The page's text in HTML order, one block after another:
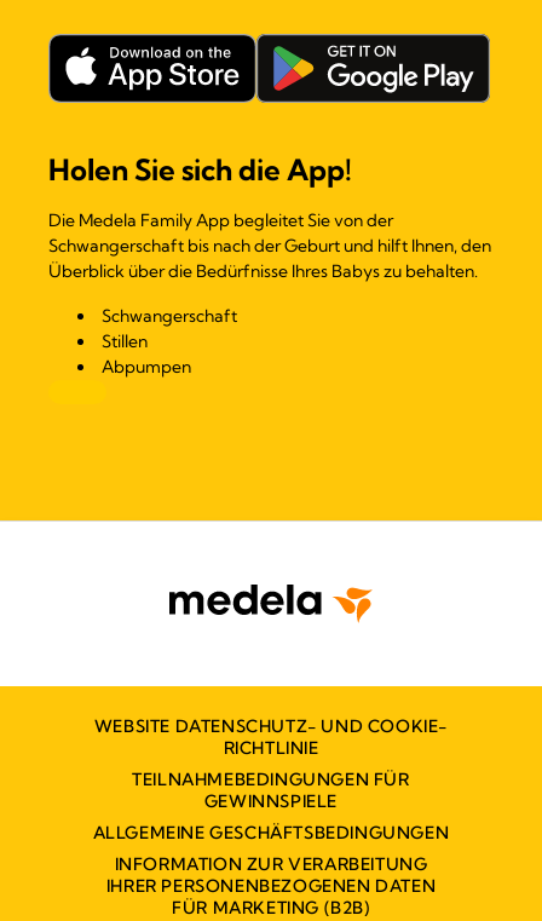
Holen Sie sich die App!
Die Medela Family App begleitet Sie von der
Schwangerschaft bis nach der Geburt und hilft Ihnen, den
Überblick über die Bedürfnisse Ihres Babys zu behalten.
Schwangerschaft
Stillen
Abpumpen
WEBSITE DATENSCHUTZ- UND COOKIE-
RICHTLINIE
TEILNAHMEBEDINGUNGEN FÜR
GEWINNSPIELE
ALLGEMEINE GESCHÄFTSBEDINGUNGEN
INFORMATION ZUR VERARBEITUNG
IHRER PERSONENBEZOGENEN DATEN
FÜR MARKETING (B2B)